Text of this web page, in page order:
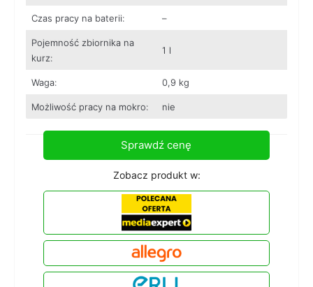
Czas pracy na baterii: –
Pojemność zbiornika na
kurz:
1 l
Waga: 0,9 kg
Możliwość pracy na mokro: nie
Sprawdź cenę
Zobacz produkt w: